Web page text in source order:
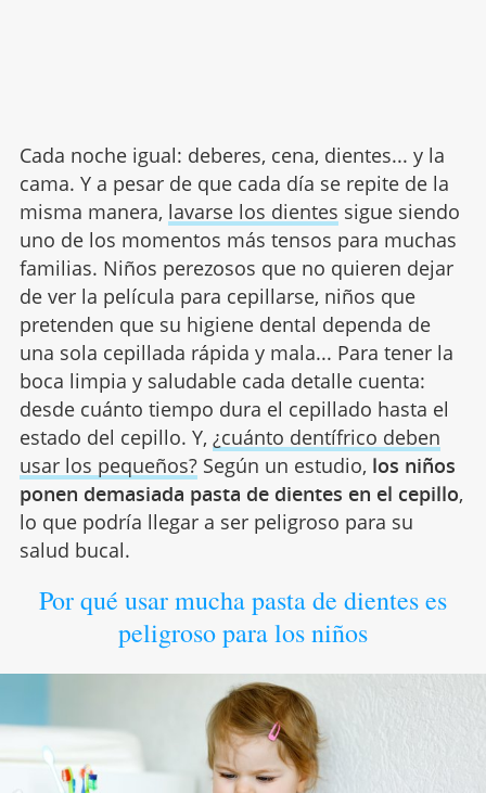
Cada noche igual: deberes, cena, dientes... y la
cama. Y a pesar de que cada día se repite de la
misma manera, lavarse los dientes sigue siendo
uno de los momentos más tensos para muchas
familias. Niños perezosos que no quieren dejar
de ver la película para cepillarse, niños que
pretenden que su higiene dental dependa de
una sola cepillada rápida y mala... Para tener la
boca limpia y saludable cada detalle cuenta:
desde cuánto tiempo dura el cepillado hasta el
estado del cepillo. Y, ¿cuánto dentífrico deben
usar los pequeños?Según un estudio, los niños
ponen demasiada pasta de dientes en el cepillo,
lo que podría llegar a ser peligroso para su
salud bucal.
Por qué usar mucha pasta de dientes es
peligroso para los niños